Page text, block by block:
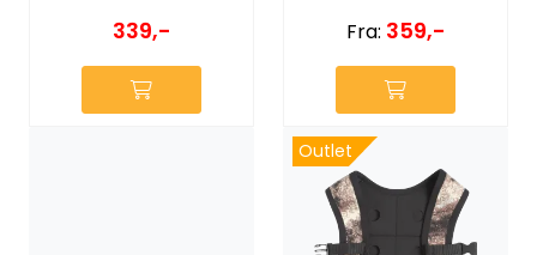
339,- Fra: 359,-
Outlet